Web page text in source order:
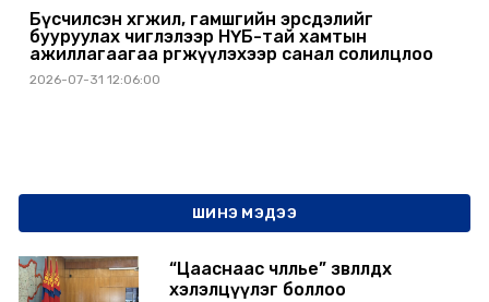
Бүсчилсэн хөгжил, гамшгийн эрсдэлийг
бууруулах чиглэлээр НҮБ-тай хамтын
ажиллагаагаа өргөжүүлэхээр санал солилцлоо
2026-07-31 12:06:00
ШИНЭ МЭДЭЭ
“Цааснаас чөлөөлье” зөвлөлдөх
хэлэлцүүлэг боллоо